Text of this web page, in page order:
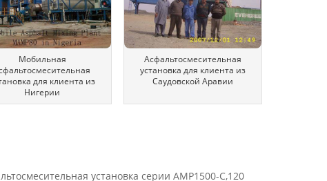
Мобильная
для клиента из
Нигерии
Асфальтосмесительная
установка для клиента из
Саудовской Аравии
установка серии AMP1500-C,120